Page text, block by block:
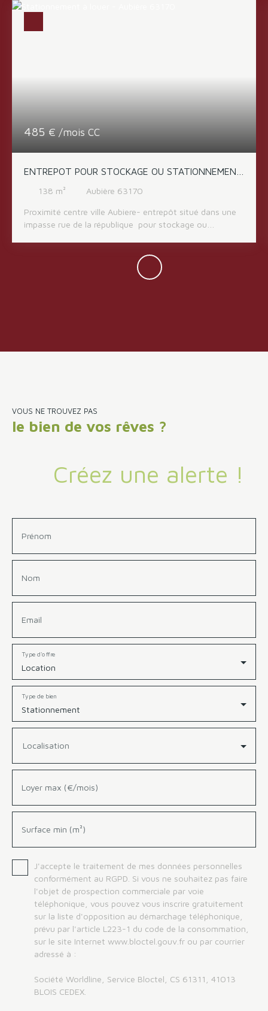
485 € /mois CC
ENTREPOT POUR STOCKAGE OU STATIONNEMENT
CENTRE VILLE AUBIERE
138 m² Aubière 63170
Proximité centre ville Aubiere- entrepôt situé dans une
impasse rue de la république pour stockage ou
VOUS NE TROUVEZ PAS
le bien de vos rêves ?
Créez une alerte !
Prénom
Nom
Email
Location
Type d'offre
Stationnement
Type de bien
Localisation
Loyer max (€/mois)
Surface min (m²)
J'accepte le traitement de mes données personnelles
conformément au RGPD. Si vous ne souhaitez pas faire
l'objet de prospection commerciale par voie
téléphonique, vous pouvez vous inscrire gratuitement
sur la liste d'opposition au démarchage téléphonique,
prévu par l'article L223-1 du code de la consommation,
sur le site Internet www.bloctel.gouv.fr ou par courrier
adressé à :
Société Worldline, Service Bloctel, CS 61311, 41013
BLOIS CEDEX.